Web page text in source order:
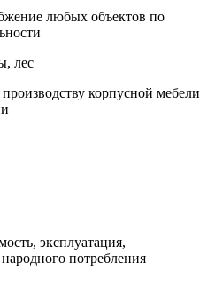
любых объектов по
лес
корпусной мебели
эксплуатация,
потребления